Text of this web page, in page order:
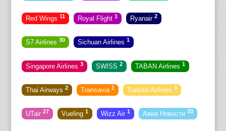
Red Wings 11 Royal Flight 1 Ryanair 2
S7 Airlines 30 Sichuan Airlines 1
Singapore Airlines 3 SWISS 2 TABAN Airlines 1
Thai Airways 2 Transavia 1 Turkish Airlines 3
UTair 27 Vueling 1 Wizz Air 1 Авиа Новости 33